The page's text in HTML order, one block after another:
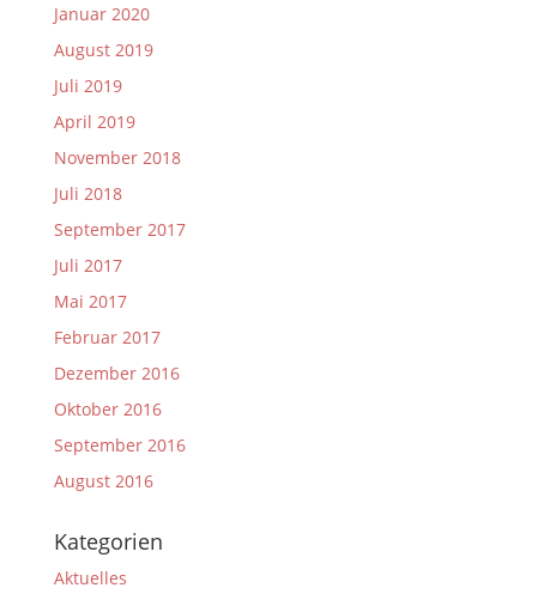
Januar 2020
August 2019
Juli 2019
April 2019
November 2018
Juli 2018
September 2017
Juli 2017
Mai 2017
Februar 2017
Dezember 2016
Oktober 2016
September 2016
August 2016
Kategorien
Aktuelles